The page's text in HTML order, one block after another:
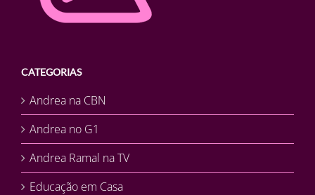
CATEGORIAS
Andrea na CBN
Andrea no G1
Andrea Ramal na TV
Educação em Casa